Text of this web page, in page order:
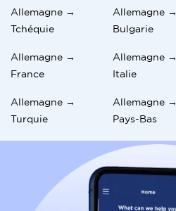
Allemagne →
Tchéquie
Allemagne →
Bulgarie
Allemagne →
France
Allemagne →
Italie
Allemagne →
Turquie
Allemagne →
Pays-Bas